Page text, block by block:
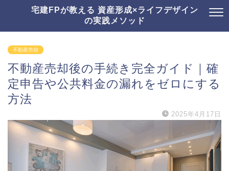
宅建FPが教える 資産形成×ライフデザイン
の実践メソッド
不動産売却
不動産売却後の手続き完全ガイド｜確
定申告や公共料金の漏れをゼロにする
方法
2025年4月17日